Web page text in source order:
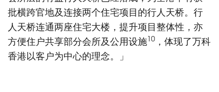
批横跨官地及连接两个住宅项目的行人天桥。行
人天桥连通两座住宅大楼，提升项目整体性，亦
方便住户共享部分会所及公用设施10 ，体现了万科
香港以客户为中心的理念。」